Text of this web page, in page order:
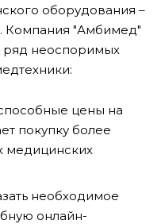
оборудования –
Компания "Амбимед"
ряд неоспоримых
цены на
покупку более
медицинских
необходимое
онлайн-